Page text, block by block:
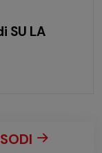
SU LA